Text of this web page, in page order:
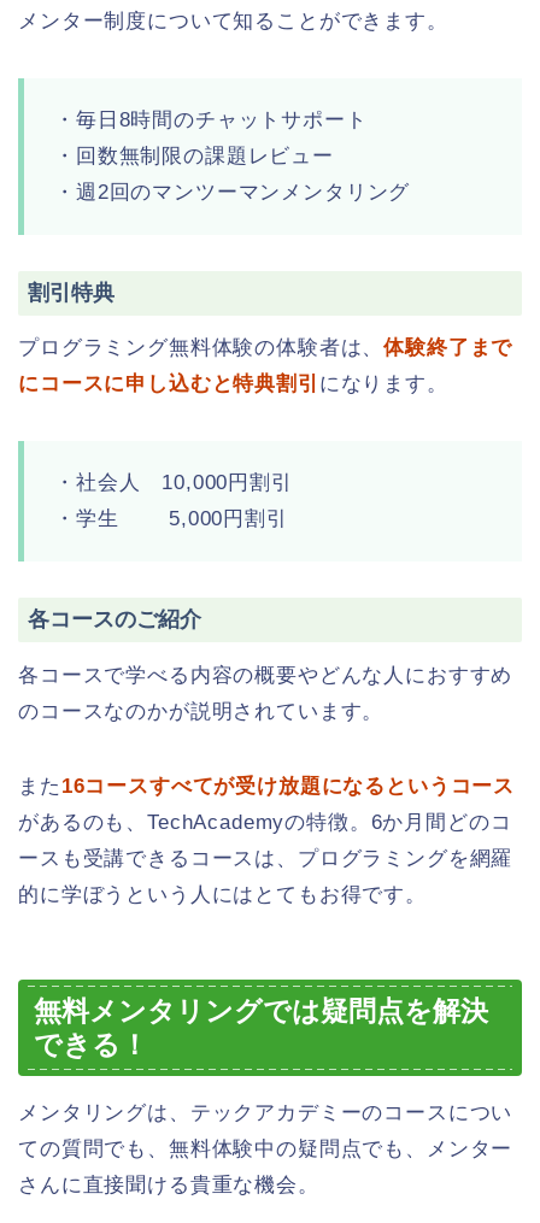
メンター制度について知ることができます。
・毎日8時間のチャットサポート
・回数無制限の課題レビュー
・週2回のマンツーマンメンタリング
割引特典
プログラミング無料体験の体験者は、体験終了まで
にコースに申し込むと特典割引 になります。
・社会人 10,000円割引
・学生 5,000円割引
各コースのご紹介
各コースで学べる内容の概要やどんな人におすすめ
のコースなのかが説明されています。
また 16コースすべてが受け放題になるというコース
があるのも、TechAcademyの特徴。6か月間どのコ
ースも受講できるコースは、プログラミングを網羅
的に学ぼうという人にはとてもお得です。
無料メンタリングでは疑問点を解決
できる！
メンタリングは、テックアカデミーのコースについ
ての質問でも、無料体験中の疑問点でも、メンター
さんに直接聞ける貴重な機会。